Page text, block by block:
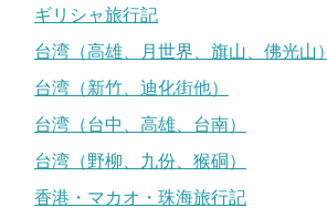
ギリシャ旅行記
台湾（高雄、月世界、旗山、佛光山）
台湾（新竹、迪化街他）
台湾（台中、高雄、台南）
台湾（野柳、九份、猴硐）
香港・マカオ・珠海旅行記